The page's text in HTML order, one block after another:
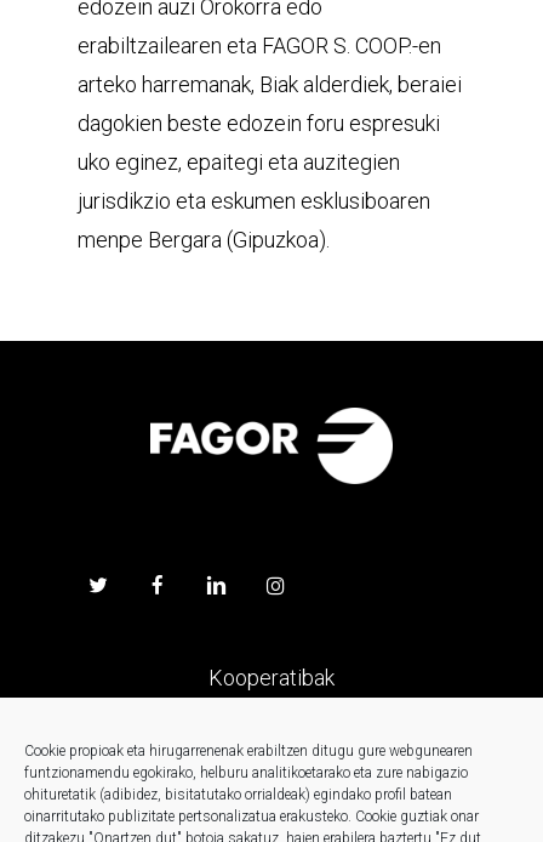
Cookie propioak eta hirugarrenenak erabiltzen ditugu gure webgunearen
funtzionamendu egokirako, helburu analitikoetarako eta zure nabigazio
ohituretatik (adibidez, bisitatutako orrialdeak) egindako profil batean
oinarritutako publizitate pertsonalizatua erakusteko. Cookie guztiak onar
ditzakezu "Onartzen dut" botoia sakatuz, haien erabilera baztertu "Ez dut
edozein auzi Orokorra edo
erabiltzailearen eta FAGOR S. COOP.-en
arteko harremanak, Biak alderdiek, beraiei
dagokien beste edozein foru espresuki
uko eginez, epaitegi eta auzitegien
jurisdikzio eta eskumen esklusiboaren
menpe Bergara (Gipuzkoa).
Kooperatibak
Prentsa
Kontaktua